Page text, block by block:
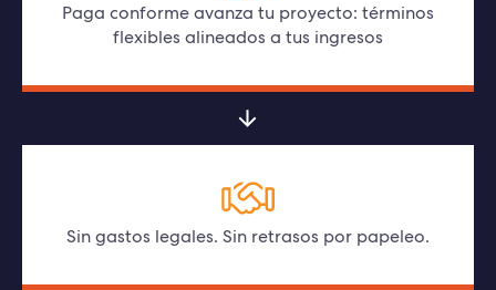
Paga conforme avanza tu proyecto: términos
flexibles alineados a tus ingresos
Sin gastos legales. Sin retrasos por papeleo.